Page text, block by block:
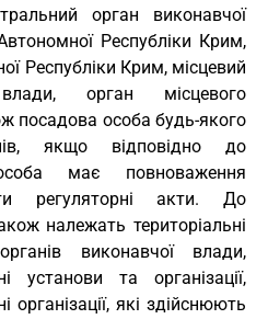
орган виконавчої
Республіки Крим,
Республіки Крим, місцевий
орган місцевого
посадова особа будь-якого
якщо відповідно до
має повноваження
регуляторні акти. До
належать територіальні
виконавчої влади,
установи та організації,
організації, які здійснюють